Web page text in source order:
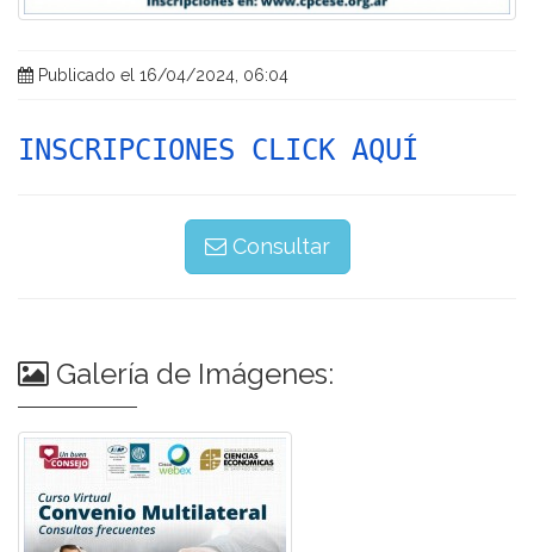
Publicado el 16/04/2024, 06:04
INSCRIPCIONES CLICK AQUÍ
Consultar
Galería de Imágenes: